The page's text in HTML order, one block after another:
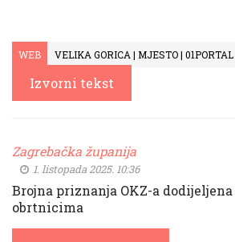
WEB VELIKA GORICA | MJESTO | 01PORTAL
Izvorni tekst
Zagrebačka županija
1. listopada 2025. 10:36
Brojna priznanja OKZ-a
obrtnicima